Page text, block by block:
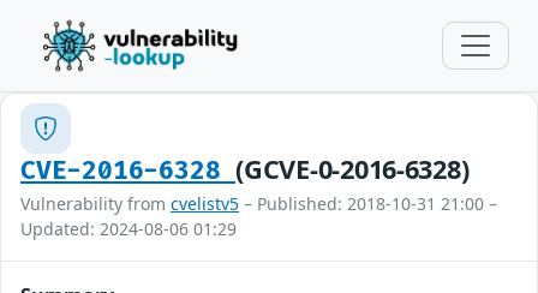
CVE-2016-6328(GCVE-0-2016-6328)
Vulnerability from cvelistv5 – Published: 2018-10-31 21:00 –
Updated: 2024-08-06 01:29